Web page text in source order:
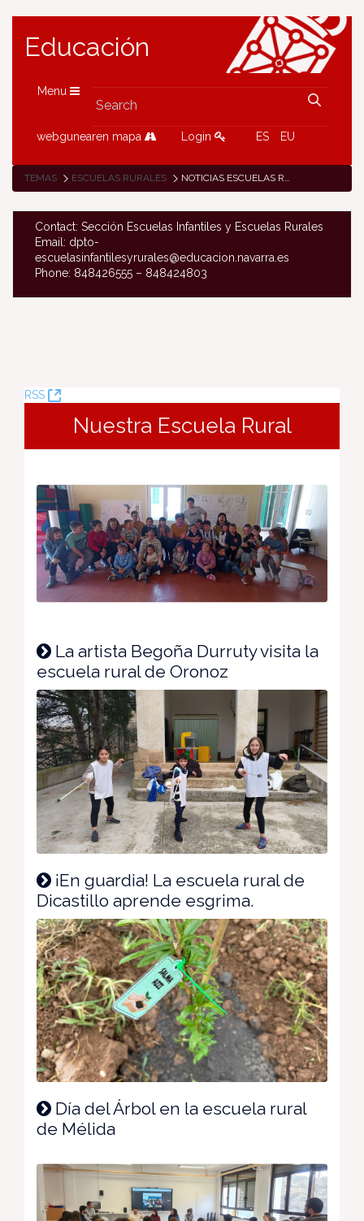
Educación
Menu
webgunearen mapa Login ES EU
TEMAS ESCUELAS RURALES NOTICIAS ESCUELAS RURALES
Contact: Sección Escuelas Infantiles y Escuelas Rurales
Email: dpto-
escuelasinfantilesyrurales@educacion.navarra.es
Phone: 848426555 – 848424803
RSS
(Opens
Window)
Nuestra Escuela Rural
La artista Begoña Durruty visita la
escuela rural de Oronoz
¡En guardia! La escuela rural de
Dicastillo aprende esgrima.
Día del Árbol en la escuela rural
de Mélida